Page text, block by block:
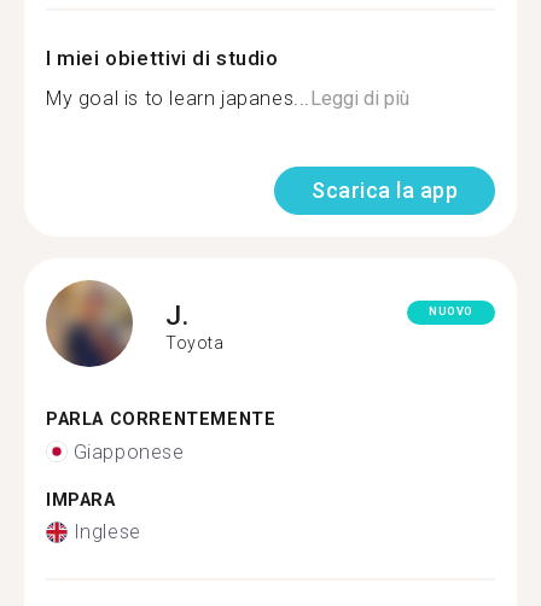
I miei obiettivi di studio
My goal is to learn japanes...Leggi di più
Scarica la app
J.
Toyota
NUOVO
PARLA CORRENTEMENTE
Giapponese
IMPARA
Inglese